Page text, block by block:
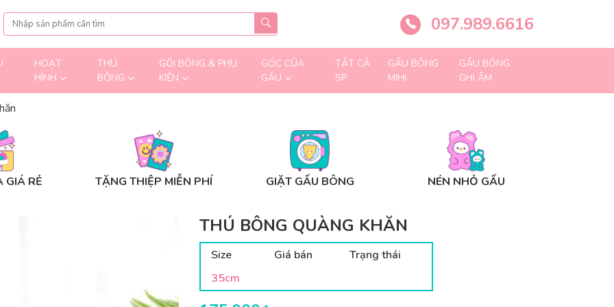
097.989.6616
HOẠT
HÌNH
THÚ
BÔNG
GỐI BÔNG & PHỤ
KIỆN
GÓC CỦA
GẤU
TẤT CẢ
SP
GẤU BÔNG
MIHI
GẤU BÔNG
GHI ÂM
GIÁ RẺ TẶNG THIỆP MIỄN PHÍ GIẶT GẤU BÔNG NÉN NHỎ GẤU
THÚ BÔNG QUÀNG KHĂN
Size Giá bán
Trạng thái
35cm